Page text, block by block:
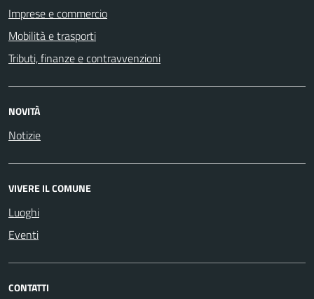
Imprese e commercio
Mobilità e trasporti
Tributi, finanze e contravvenzioni
NOVITÀ
Notizie
VIVERE IL COMUNE
Luoghi
Eventi
CONTATTI